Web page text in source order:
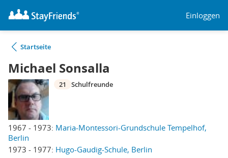
Einloggen
Startseite
Michael Sonsalla
1967 - 1973: Maria-Montessori-Grundschule Tempelhof,
Berlin
1973 - 1977: Hugo-Gaudig-Schule, Berlin
21 Schulfreunde